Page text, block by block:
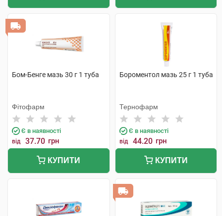
Бом-Бенге мазь 30 г 1 туба
Фітофарм
Є в наявності
від 37.70 грн
КУПИТИ
Бороментол мазь 25 г 1 туба
Тернофарм
Є в наявності
від 44.20 грн
КУПИТИ